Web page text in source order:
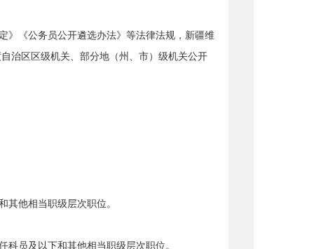
》《公务员公开遴选办法》等法律法规，新疆维
治区区级机关、部分地（州、市）级机关公开
其他相当职级层次职位。
员及以下和其他相当职级层次职位。